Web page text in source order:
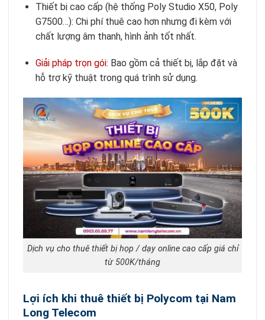
Thiết bị cao cấp (hệ thống Poly Studio X50, Poly
G7500…): Chi phí thuê cao hơn nhưng đi kèm với
chất lượng âm thanh, hình ảnh tốt nhất.
Giải pháp trọn gói: Bao gồm cả thiết bị, lắp đặt và
hỗ trợ kỹ thuật trong quá trình sử dụng.
Dịch vụ cho thuê thiết bị họp / dạy online cao cấp giá chỉ
từ 500K/tháng
Lợi ích khi thuê thiết bị Polycom tại Nam
Long Telecom